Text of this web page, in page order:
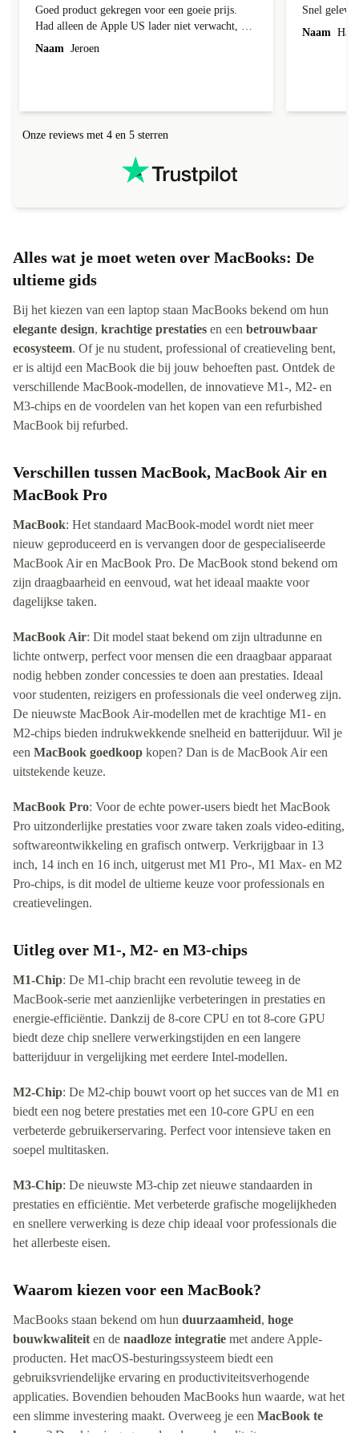
Goed product gekregen voor een goeie prijs.
Had alleen de Apple US lader niet verwacht, en
is ook niet echt goed aangegeven op de site.
Naam Jeroen
Snel
Naam
Onze reviews met 4 en 5 sterren
Alles wat je moet weten over MacBooks: De
ultieme gids
Bij het kiezen van een laptop staan MacBooks bekend om hun
elegante design, krachtige prestaties en een betrouwbaar
ecosysteem. Of je nu student, professional of creatieveling bent,
er is altijd een MacBook die bij jouw behoeften past. Ontdek de
verschillende MacBook-modellen, de innovatieve M1-, M2- en
M3-chips en de voordelen van het kopen van een refurbished
MacBook bij refurbed.
Verschillen tussen MacBook, MacBook Air en
MacBook Pro
MacBook: Het standaard MacBook-model wordt niet meer
nieuw geproduceerd en is vervangen door de gespecialiseerde
MacBook Air en MacBook Pro. De MacBook stond bekend om
zijn draagbaarheid en eenvoud, wat het ideaal maakte voor
dagelijkse taken.
MacBook Air: Dit model staat bekend om zijn ultradunne en
lichte ontwerp, perfect voor mensen die een draagbaar apparaat
nodig hebben zonder concessies te doen aan prestaties. Ideaal
voor studenten, reizigers en professionals die veel onderweg zijn.
De nieuwste MacBook Air-modellen met de krachtige M1- en
M2-chips bieden indrukwekkende snelheid en batterijduur. Wil je
een MacBook goedkoop kopen? Dan is de MacBook Air een
uitstekende keuze.
MacBook Pro: Voor de echte power-users biedt het MacBook
Pro uitzonderlijke prestaties voor zware taken zoals video-editing,
softwareontwikkeling en grafisch ontwerp. Verkrijgbaar in 13
inch, 14 inch en 16 inch, uitgerust met M1 Pro-, M1 Max- en M2
Pro-chips, is dit model de ultieme keuze voor professionals en
creatievelingen.
Uitleg over M1-, M2- en M3-chips
M1-Chip: De M1-chip bracht een revolutie teweeg in de
MacBook-serie met aanzienlijke verbeteringen in prestaties en
energie-efficiëntie. Dankzij de 8-core CPU en tot 8-core GPU
biedt deze chip snellere verwerkingstijden en een langere
batterijduur in vergelijking met eerdere Intel-modellen.
M2-Chip: De M2-chip bouwt voort op het succes van de M1 en
biedt een nog betere prestaties met een 10-core GPU en een
verbeterde gebruikerservaring. Perfect voor intensieve taken en
soepel multitasken.
M3-Chip: De nieuwste M3-chip zet nieuwe standaarden in
prestaties en efficiëntie. Met verbeterde grafische mogelijkheden
en snellere verwerking is deze chip ideaal voor professionals die
het allerbeste eisen.
Waarom kiezen voor een MacBook?
MacBooks staan bekend om hun duurzaamheid, hoge
bouwkwaliteiten de naadloze integratie met andere Apple-
producten. Het macOS-besturingssysteem biedt een
gebruiksvriendelijke ervaring en productiviteitsverhogende
applicaties. Bovendien behouden MacBooks hun waarde, wat het
een slimme investering maakt. Overweeg je een MacBook te